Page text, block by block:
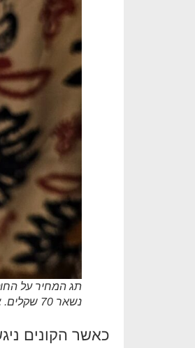
נשאר 70 שקלים. צילום: גולשי האתר
כאשר הקונים